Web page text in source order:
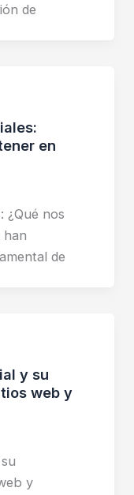
de
en
¿Qué nos
han
de
y su
web y
y